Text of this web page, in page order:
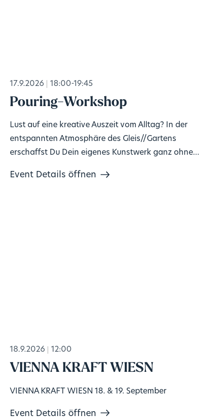
17.9.2026 18:00-19:45
Pouring-Workshop
Lust auf eine kreative Auszeit vom Alltag? In der
entspannten Atmosphäre des Gleis//Gartens
erschaffst Du Dein eigenes Kunstwerk ganz ohne
Event Details öffnen
18.9.2026 12:00
VIENNA KRAFT WIESN
VIENNA KRAFT WIESN 18. & 19. September
Event Details öffnen